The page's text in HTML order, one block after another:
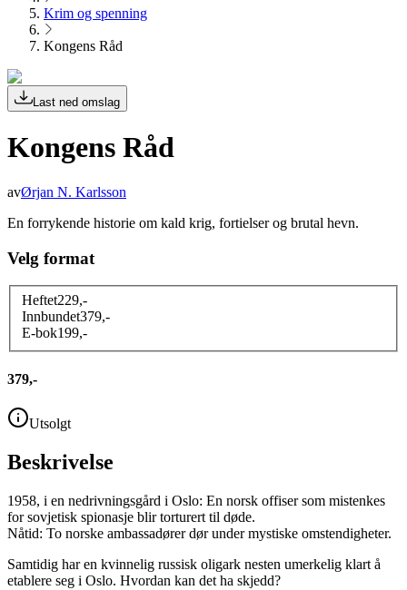
Krim og spenning
Kongens Råd
Last ned omslag
Kongens Råd
avØrjan N. Karlsson
En forrykende historie om kald krig, fortielser og brutal hevn.
Velg format
Heftet229,-
Innbundet379,-
E-bok199,-
379,-
Utsolgt
Beskrivelse
1958, i en nedrivningsgård i Oslo: En norsk offiser som mistenkes
for sovjetisk spionasje blir torturert til døde.
Nåtid: To norske ambassadører dør under mystiske omstendigheter.
Samtidig har en kvinnelig russisk oligark nesten umerkelig klart å
etablere seg i Oslo. Hvordan kan det ha skjedd?